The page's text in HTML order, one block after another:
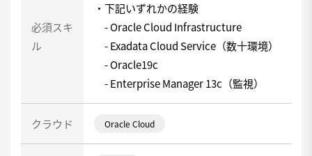
必須スキ
ル
・下記いずれかの経験
- Oracle Cloud Infrastructure
- Exadata Cloud Service（数十環境）
- Oracle19c
- Enterprise Manager 13c（監視）
クラウド Oracle Cloud